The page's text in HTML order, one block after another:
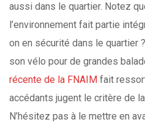
aussi dans le quartier. Notez
l’environnement fait partie
on en sécurité dans le quartier
son vélo pour de grandes
récente de la FNAIM fait
accédants jugent le critère de
N’hésitez pas à le mettre en